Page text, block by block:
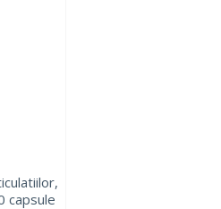
capsule